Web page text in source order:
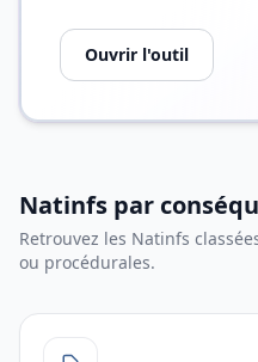
Ouvrir l'outil
Natinfs par
Retrouvez les Natinfs
ou procédurales.